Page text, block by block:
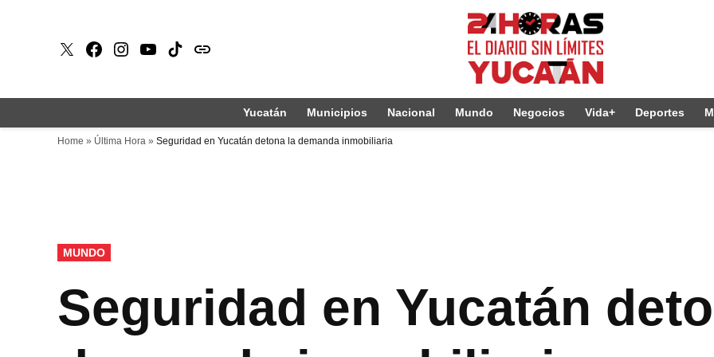
X Faceboook
Instagram
Youtube
Tiktokissuu
Yucatán Municipios Nacional Mundo Negocios Vida+ Deportes
Home » Última Hora » Seguridad en Yucatán detona la demanda inmobiliaria
PUBLICADO
EN
MUNDO
Seguridad en Yucatán